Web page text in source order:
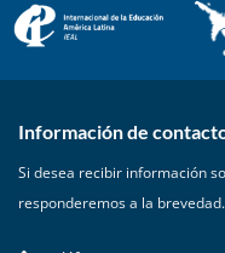
Información de
Si desea recibir información
responderemos a la brevedad.